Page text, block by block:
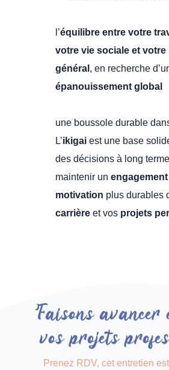
l’équilibre entre votre
votre vie sociale et votre
général , en recherche
épanouissement global
une boussole durable
L’ikigaiest une base
des décisions à long
maintenir un engagement
motivation plus durables
carrièreet vos projets
Faisons avancer
vos projets
Prenez RDV, cet entretien